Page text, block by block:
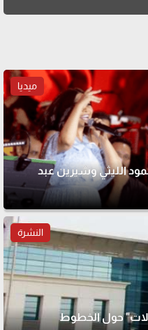
ميديا
الليثي وشيرين عبد
النشرة
حول الخطوط